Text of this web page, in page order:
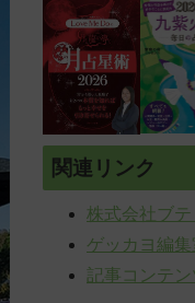
関連リンク
株式会社ブテ
ゲッカヨ編集
記事コンテ